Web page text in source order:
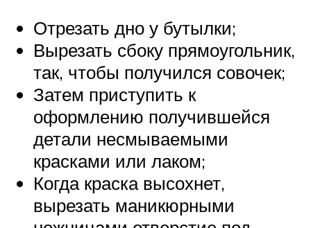
Отрезать дно у бутылки;
Вырезать сбоку прямоугольник,
так, чтобы получился совочек;
Затем приступить к
оформлению получившейся
детали несмываемыми
красками или лаком;
Когда краска высохнет,
вырезать маникюрными